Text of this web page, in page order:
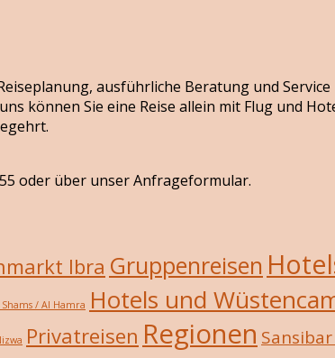
ausführliche Beratung und
können Sie eine Reise allein mit Flug und
oder über unser Anfrageformular.
Ibra Gruppenreisen
/ Al Hamra Hotels und
Privatreisen Regionen